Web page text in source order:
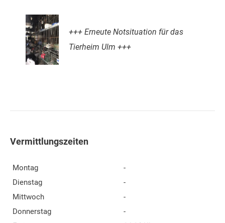
+++ Erneute Notsituation für das
Tierheim Ulm +++
Vermittlungszeiten
Montag
-
Dienstag
-
Mittwoch
-
Donnerstag
-